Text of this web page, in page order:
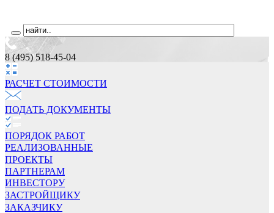
8 (495) 518-45-04
РАСЧЕТ СТОИМОCТИ
ПОДАТЬ ДОКУМЕНТЫ
ПОРЯДОК РАБОТ
РЕАЛИЗОВАННЫЕ
ПРОЕКТЫ
ПАРТНЕРАМ
ИНВЕСТОРУ
ЗАСТРОЙЩИКУ
ЗАКАЗЧИКУ